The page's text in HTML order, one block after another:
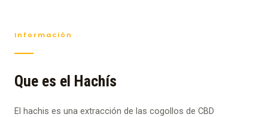
Información
Que es el Hachís
El hachis es una extracción de las cogollos de CBD